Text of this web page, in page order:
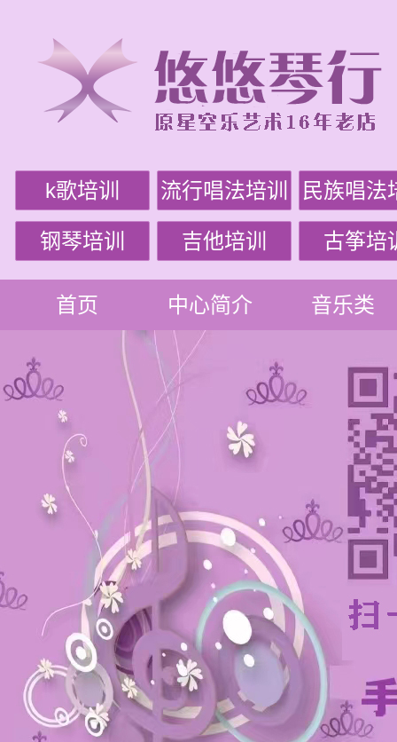
k歌培训 流行唱法培训 民族唱法
钢琴培训 吉他培训 古筝培
首页 中心简介 音乐类